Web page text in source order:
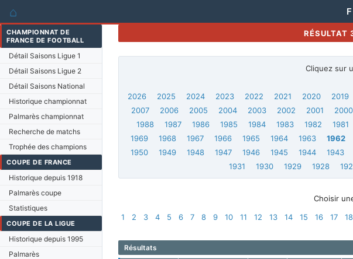
⌂
CHAMPIONNAT DE
FRANCE DE FOOTBALL
Détail Saisons Ligue 1
Détail Saisons Ligue 2
Détail Saisons National
Historique championnat
Palmarès championnat
Recherche de matchs
Trophée des champions
COUPE DE FRANCE
Historique depuis 1918
Palmarès coupe
Statistiques
COUPE DE LA LIGUE
Historique depuis 1995
Palmarès
RÉSULTAT
Cliquez sur
2026 2025 2024 2023 2022 2021 2020 2019
2007
2006 2005 2004 2003 2002 2001 2000
1988
1987 1986 1985 1984 1983 1982 1981
1969
1968 1967 1966 1965 1964 1963 1962
1950
1949 1948 1947 1946 1945 1944 1943
1931
1930 1929 1928
Choisir
1
2 3 4 5 6 7 8 9 10 11 12 13 14 15 16 17 18
Résultats